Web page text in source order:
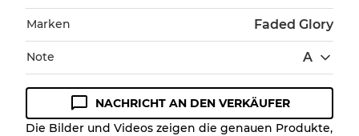
Marken Faded Glory
Note A
Zustandsrichtlinie
NACHRICHT AN DEN VERKÄUFER
Die Bilder und Videos zeigen die genauen Produkte,